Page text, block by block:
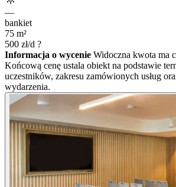
—
bankiet
75 m²
500 zł/d ?
Informacja o wycenie Widoczna kwota ma
Końcową cenę ustala obiekt na podstawie
uczestników, zakresu zamówionych usług
wydarzenia.